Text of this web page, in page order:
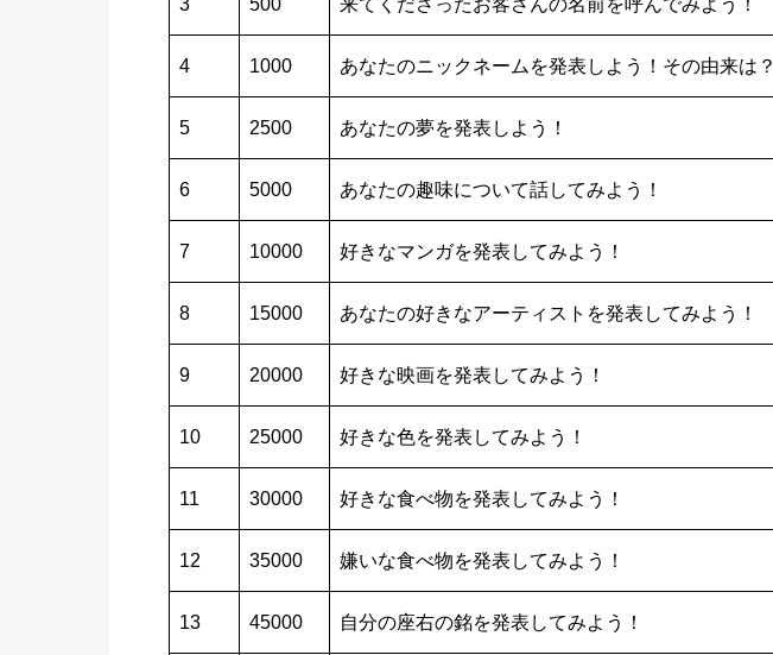
3 500 来てくださったお客さんの名前を呼んでみよう！
4 1000 あなたのニックネームを発表しよう！その由来は？
5 2500 あなたの夢を発表しよう！
6 5000 あなたの趣味について話してみよう！
7 10000 好きなマンガを発表してみよう！
8 15000 あなたの好きなアーティストを発表してみよう！
9 20000 好きな映画を発表してみよう！
10 25000 好きな色を発表してみよう！
11 30000 好きな食べ物を発表してみよう！
12 35000 嫌いな食べ物を発表してみよう！
13 45000 自分の座右の銘を発表してみよう！